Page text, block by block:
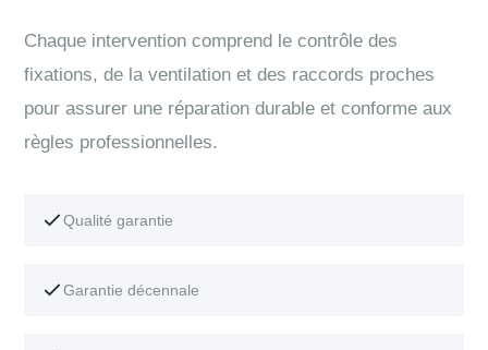
Chaque intervention comprend le contrôle des
fixations, de la ventilation et des raccords proches
pour assurer une réparation durable et conforme aux
règles professionnelles.
Qualité garantie
Garantie décennale